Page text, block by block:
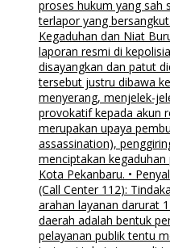
proses hukum yang sah
terlapor yang
Kegaduhan dan Niat
laporan resmi di
disayangkan dan patut
tersebut justru dibawa
menyerang, menjelek-
provokatif kepada akun
merupakan upaya
assassination),
menciptakan
Kota Pekanbaru. •
(Call Center 112):
arahan layanan darurat
daerah adalah bentuk
pelayanan publik tentu